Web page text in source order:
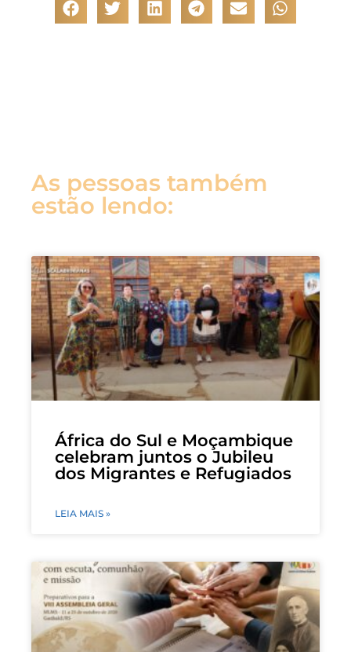
As pessoas também
estão lendo:
África do Sul e Moçambique
celebram juntos o Jubileu
dos Migrantes e Refugiados
LEIA MAIS »